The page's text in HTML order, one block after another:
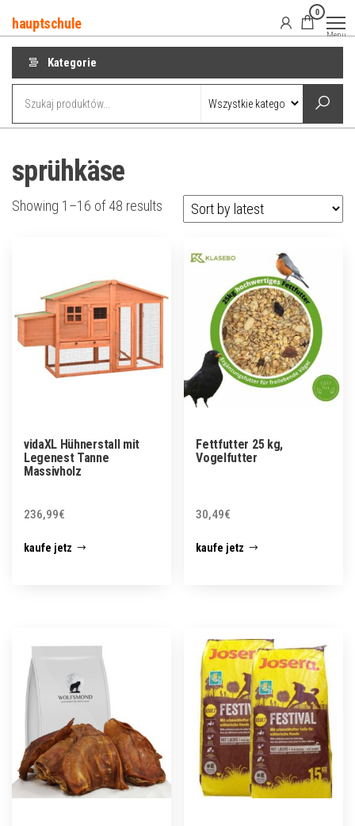
do
treści
hauptschule
0
Menu
Kategorie
sprühkäse
Showing 1–16 of 48 results
vidaXL Hühnerstall mit
Legenest Tanne
Massivholz
236,99€
kaufe jetz
Fettfutter 25 kg,
Vogelfutter
30,49€
kaufe jetz